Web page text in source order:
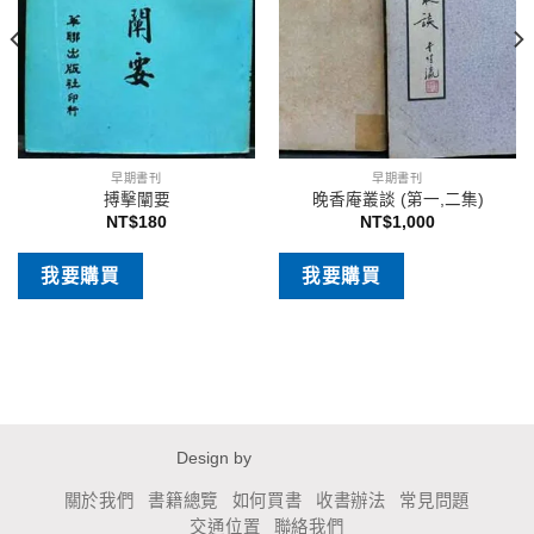
早期書刊
搏擊闡要
NT$180
我要購買
早期書刊
晚香庵叢談 (第一,二集)
NT$1,000
我要購買
Design by
關於我們 書籍總覽 如何買書 收書辦法
常見問題
交通位置
聯絡我們